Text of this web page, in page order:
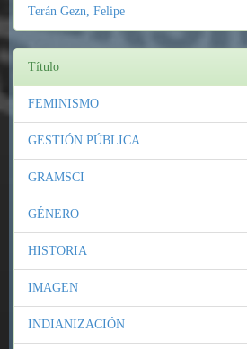
Terán Gezn, Felipe
Título
FEMINISMO
GESTIÓN PÚBLICA
GRAMSCI
GÉNERO
HISTORIA
IMAGEN
INDIANIZACIÓN